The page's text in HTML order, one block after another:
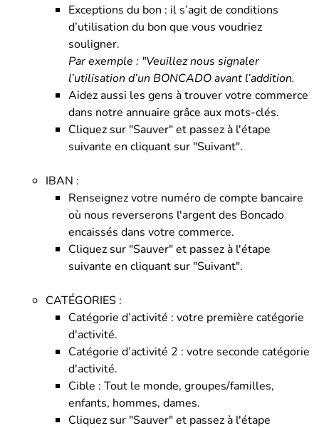
Exceptions du bon : il s’agit de conditions
d’utilisation du bon que vous voudriez
souligner.
Par exemple : "Veuillez nous signaler
l’utilisation d’un BONCADO avant l’addition.
Aidez aussi les gens à trouver votre commerce
dans notre annuaire grâce aux mots-clés.
Cliquez sur "Sauver" et passez à l'étape
suivante en cliquant sur "Suivant".
IBAN :
Renseignez votre numéro de compte bancaire
où nous reverserons l'argent des Boncado
encaissés dans votre commerce.
Cliquez sur "Sauver" et passez à l'étape
suivante en cliquant sur "Suivant".
CATÉGORIES :
Catégorie d’activité : votre première catégorie
d'activité.
Catégorie d’activité 2 : votre seconde catégorie
d'activité.
Cible : Tout le monde, groupes/familles,
enfants, hommes, dames.
Cliquez sur "Sauver" et passez à l'étape